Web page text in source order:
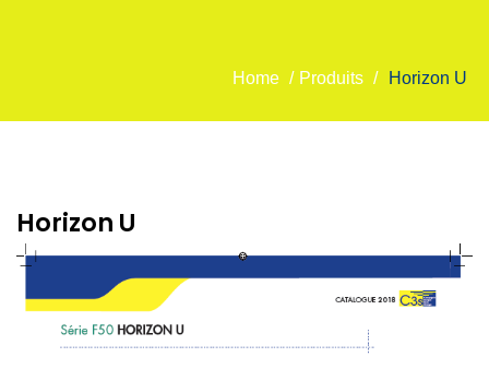
Home / Produits / Horizon U
Horizon U